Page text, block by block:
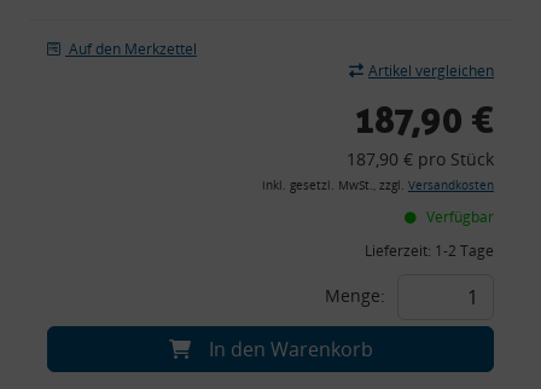
Auf den Merkzettel
Artikel vergleichen
187,90 €
187,90 € pro Stück
inkl. gesetzl. MwSt., zzgl. Versandkosten
Verfügbar
Lieferzeit: 1-2 Tage
Menge:
In den Warenkorb